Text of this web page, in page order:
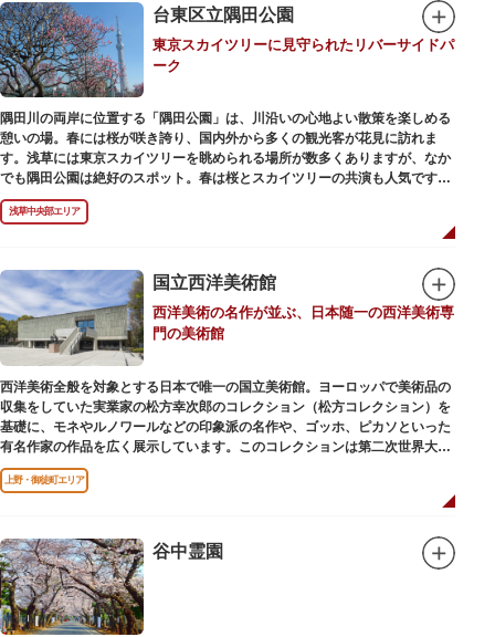
仲見世や、隅田川や東京スカイツリーも一望できるビュースポットとなって
います。
浅草の街並みに溶け込む平屋を重ねたようなおしゃれな外観は、日本を代表
する建築家・隈研吾氏によるデザイン。木の温もりあふれる空間は、初めて
日本を訪れる海外ツーリストにも優しい印象を与えています。
台東区立隅田公園
東京スカイツリーに見守られたリバーサイドパ
ーク
隅田川の両岸に位置する「隅田公園」は、川沿いの心地よい散策を楽しめる
憩いの場。春には桜が咲き誇り、国内外から多くの観光客が花見に訪れま
す。浅草には東京スカイツリーを眺められる場所が数多くありますが、なか
でも隅田公園は絶好のスポット。春は桜とスカイツリーの共演も人気です。
川沿いにある「隅田公園オープンカフェ」は、店舗の一部を屋外にした開放
的なカフェ・レストラン。綺麗な景色を眺めながら、コーヒー片手にのんび
りと過ごしても良いですね。また、クジラの滑り台が目印の「遊具広場」は
身体を動かせます。
隅田川橋梁に設置された全長約160mの「すみだリバーウォーク」は、東京
スカイツリーまでの最短距離ルートのひとつ。歩道橋の途中にあるガラス床
から隅田川を見下ろしたり、すぐ横を走る電車の迫力を楽しんだり、隅田川
散策にいかがでしょうか。
浅草中央部エリア
国立西洋美術館
西洋美術の名作が並ぶ、日本随一の西洋美術専
門の美術館
西洋美術全般を対象とする日本で唯一の国立美術館。ヨーロッパで美術品の
収集をしていた実業家の松方幸次郎のコレクション（松方コレクション）を
基礎に、モネやルノワールなどの印象派の名作や、ゴッホ、ピカソといった
有名作家の作品を広く展示しています。このコレクションは第二次世界大戦
中にフランス政府に接収され、戦後に専用の美術館を創設することを条件に
日本へ寄贈返還されました。
もの。「ル・コルビュジエの建築作品－近代建築運動への顕著な貢献－」の
構成資産の一つとして東京初の世界文化遺産に登録されています。前庭にも
ロダンの彫刻が展示されており、散策しながら美術鑑賞を楽しめるのも魅力
のひとつ。 ボランティア・スタッフと一緒に鑑賞する「美術トーク」や、解
説を聞きながら本館や前庭を一緒に歩く「建築ツアー」など、初めての来館
上野・御徒町エリア
谷中霊園